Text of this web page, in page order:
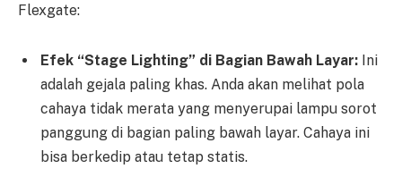
Flexgate:
Efek “Stage Lighting” di Bagian Bawah Layar: Ini
adalah gejala paling khas. Anda akan melihat pola
cahaya tidak merata yang menyerupai lampu sorot
panggung di bagian paling bawah layar. Cahaya ini
bisa berkedip atau tetap statis.